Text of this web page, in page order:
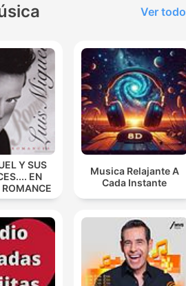
Ver todo
Y SUS
EN
ROMANCE
Musica Relajante A
Cada Instante